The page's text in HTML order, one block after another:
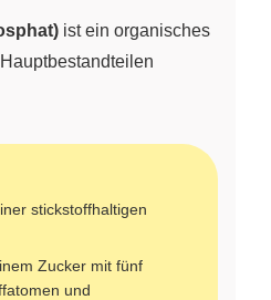
ist ein organisches
stickstoffhaltigen
Zucker mit fünf
und